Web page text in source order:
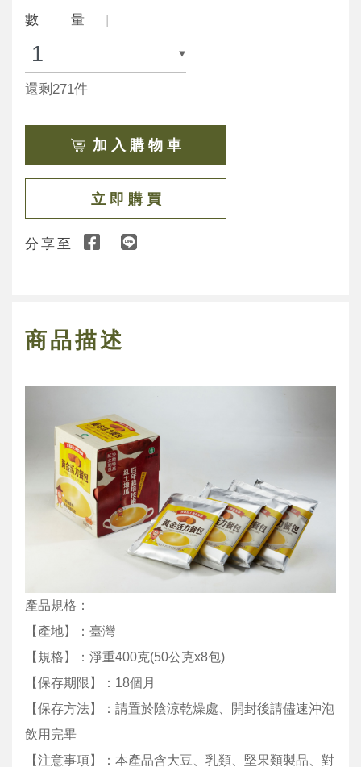
數 量
還剩271件
加 入 購 物 車
立 即 購 買
分享至
商品描述
產品規格：
【產地】：臺灣
【規格】：淨重400克(50公克x8包)
【保存期限】：18個月
【保存方法】：請置於陰涼乾燥處、開封後請儘速沖泡
飲用完畢
【注意事項】：本產品含大豆、乳類、堅果類製品、對